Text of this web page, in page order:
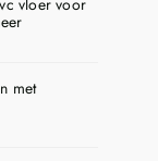
met